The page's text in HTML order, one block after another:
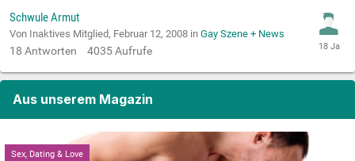
Schwule Armut
Von Inaktives Mitglied, Februar 12, 2008 in Gay Szene + News
18 Antworten 4035Aufrufe
Aus unserem Magazin
Sex, Dating & Love